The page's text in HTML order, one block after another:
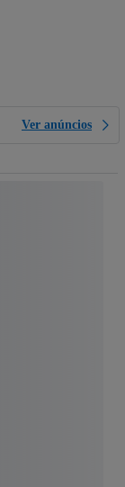
Ver anúncios